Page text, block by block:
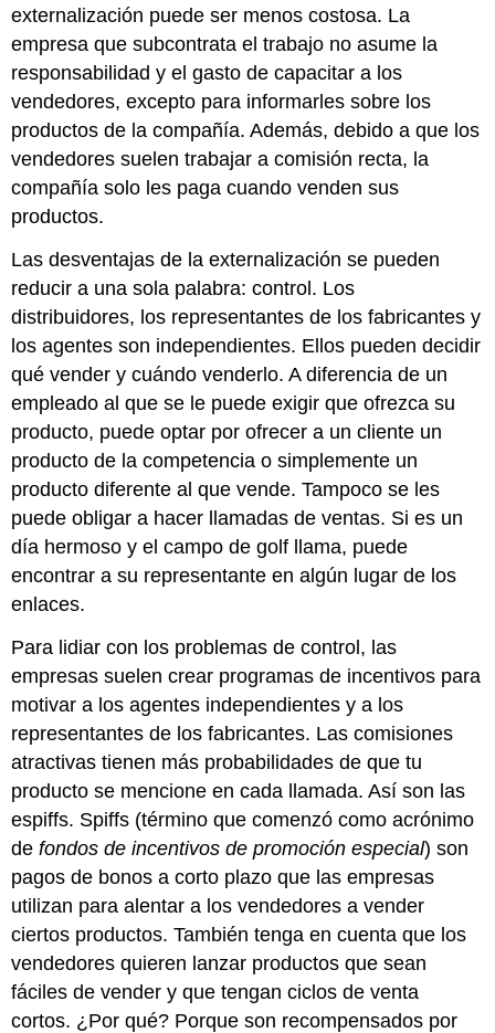
externalización puede ser menos costosa. La
empresa que subcontrata el trabajo no asume la
responsabilidad y el gasto de capacitar a los
vendedores, excepto para informarles sobre los
productos de la compañía. Además, debido a que los
vendedores suelen trabajar a comisión recta, la
compañía solo les paga cuando venden sus
productos.
Las desventajas de la externalización se pueden
reducir a una sola palabra: control. Los
distribuidores, los representantes de los fabricantes y
los agentes son independientes. Ellos pueden decidir
qué vender y cuándo venderlo. A diferencia de un
empleado al que se le puede exigir que ofrezca su
producto, puede optar por ofrecer a un cliente un
producto de la competencia o simplemente un
producto diferente al que vende. Tampoco se les
puede obligar a hacer llamadas de ventas. Si es un
día hermoso y el campo de golf llama, puede
encontrar a su representante en algún lugar de los
enlaces.
Para lidiar con los problemas de control, las
empresas suelen crear programas de incentivos para
motivar a los agentes independientes y a los
representantes de los fabricantes. Las comisiones
atractivas tienen más probabilidades de que tu
producto se mencione en cada llamada. Así son las
espiffs. Spiffs (término que comenzó como acrónimo
defondos de incentivos de promoción especial) son
pagos de bonos a corto plazo que las empresas
utilizan para alentar a los vendedores a vender
ciertos productos. También tenga en cuenta que los
vendedores quieren lanzar productos que sean
fáciles de vender y que tengan ciclos de venta
cortos. ¿Por qué? Porque son recompensados por